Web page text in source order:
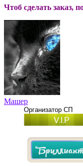
Чтоб сделать заказ,
Машер
Организатор СП